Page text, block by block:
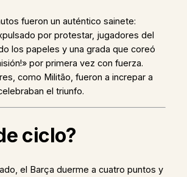
fueron un auténtico sainete:
por protestar, jugadores del
los papeles y una grada que coreó
por primera vez con fuerza.
como Militão, fueron a increpar a
el triunfo.
ciclo?
el Barça duerme a cuatro puntos y